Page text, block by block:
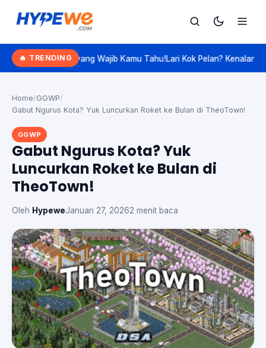
Hypewe.com - Curated Hype. Real Talk.
Cari artikel
🔥 TRENDING
Wajib Kamu Tahu!Lari Kok Pelan? Kenalan Sama 'Slow
Home/GGWP/
Gabut Ngurus Kota? Yuk Luncurkan Roket ke Bulan di TheoTown!
GGWP
Gabut Ngurus Kota? Yuk
Luncurkan Roket ke Bulan di
TheoTown!
Oleh HypeweJanuari 27, 20262 menit baca